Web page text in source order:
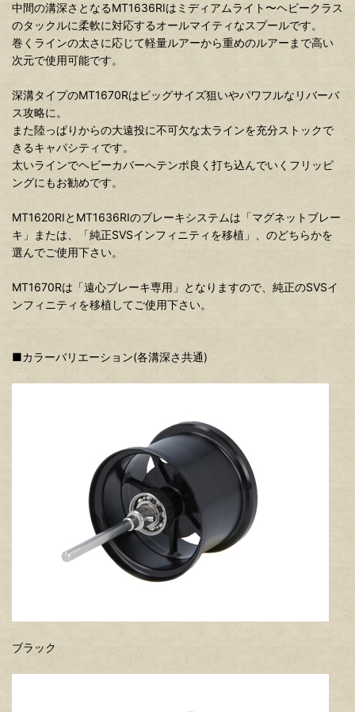
中間の溝深さとなるMT1636RIはミディアムライト〜ヘビークラス
のタックルに柔軟に対応するオールマイティなスプールです。
巻くラインの太さに応じて軽量ルアーから重めのルアーまで高い
次元で使用可能です。
深溝タイプのMT1670Rはビッグサイズ狙いやパワフルなリバーバ
ス攻略に。
また陸っぱりからの大遠投に不可欠な太ラインを充分ストックで
きるキャパシティです。
太いラインでヘビーカバーへテンポ良く打ち込んでいくフリッピ
ングにもお勧めです。
MT1620RIとMT1636RIのブレーキシステムは「マグネットブレー
キ」または、「純正SVSインフィニティを移植」、のどちらかを
選んでご使用下さい。
MT1670Rは「遠心ブレーキ専用」となりますので、純正のSVSイ
ンフィニティを移植してご使用下さい。
■カラーバリエーション(各溝深さ共通)
ブラック